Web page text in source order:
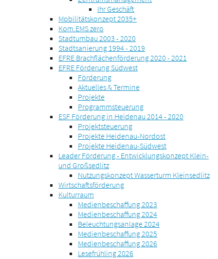
Ihr Geschäft
Mobilitätskonzept 2035+
Kom.EMS zero
Stadtumbau 2003 - 2020
Stadtsanierung 1994 - 2019
EFRE Brachflächenförderung 2020 - 2021
EFRE Förderung Südwest
Förderung
Aktuelles & Termine
Projekte
Programmsteuerung
ESF Förderung in Heidenau 2014 - 2020
Projektsteuerung
Projekte Heidenau-Nordost
Projekte Heidenau-Südwest
Leader Förderung - Entwicklungskonzept Klein-
und Großsedlitz
Nutzungskonzept Wasserturm Kleinsedlitz
Wirtschaftsförderung
Kulturraum
Medienbeschaffung 2023
Medienbeschaffung 2024
Beleuchtungsanlage 2024
Medienbeschaffung 2025
Medienbeschaffung 2026
Lesefrühling 2026